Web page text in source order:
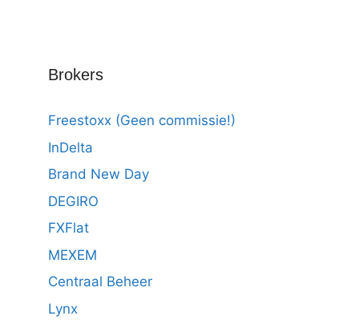
Brokers
Freestoxx (Geen commissie!)
InDelta
Brand New Day
DEGIRO
FXFlat
MEXEM
Centraal Beheer
Lynx